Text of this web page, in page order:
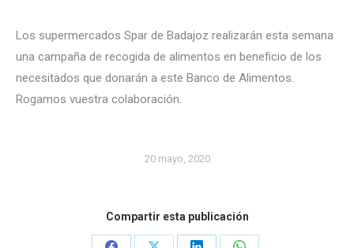
Los supermercados Spar de Badajoz realizarán esta semana
una campaña de recogida de alimentos en beneficio de los
necesitados que donarán a este Banco de Alimentos.
Rogamos vuestra colaboración.
20 mayo, 2020
Compartir esta publicación